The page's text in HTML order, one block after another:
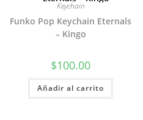
Keychain
Funko Pop Keychain Eternals
– Kingo
$100.00
Añadir al carrito